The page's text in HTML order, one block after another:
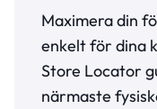
Maximera din
enkelt för dina
Store Locator
närmaste